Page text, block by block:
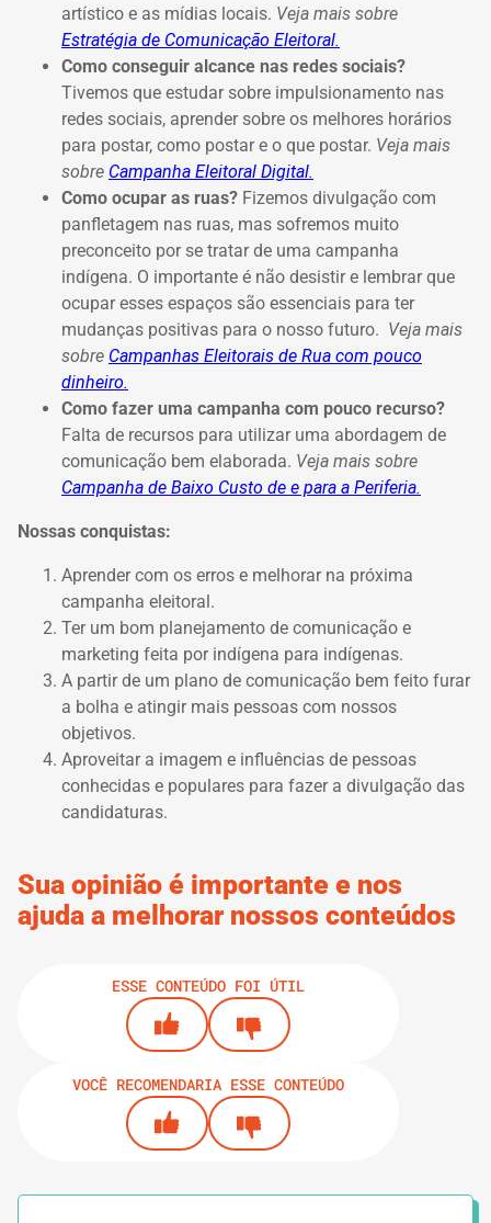
artístico e as mídias locais. Veja mais sobre
Estratégia de Comunicação Eleitoral.
Como conseguir alcance nas redes sociais?
Tivemos que estudar sobre impulsionamento nas
redes sociais, aprender sobre os melhores horários
para postar, como postar e o que postar. Veja mais
sobre Campanha Eleitoral Digital.
Como ocupar as ruas? Fizemos divulgação com
panfletagem nas ruas, mas sofremos muito
preconceito por se tratar de uma campanha
indígena. O importante é não desistir e lembrar que
ocupar esses espaços são essenciais para ter
mudanças positivas para o nosso futuro. Veja mais
sobre Campanhas Eleitorais de Rua com pouco
dinheiro.
Como fazer uma campanha com pouco recurso?
Falta de recursos para utilizar uma abordagem de
comunicação bem elaborada. Veja mais sobre
Campanha de Baixo Custo de e para a Periferia.
Nossas conquistas:
Aprender com os erros e melhorar na próxima
campanha eleitoral.
Ter um bom planejamento de comunicação e
marketing feita por indígena para indígenas.
A partir de um plano de comunicação bem feito furar
a bolha e atingir mais pessoas com nossos
objetivos.
Aproveitar a imagem e influências de pessoas
conhecidas e populares para fazer a divulgação das
candidaturas.
Sua opinião é importante e nos
ajuda a melhorar nossos conteúdos
ESSE CONTEÚDO FOI ÚTIL
VOCÊ RECOMENDARIA ESSE CONTEÚDO